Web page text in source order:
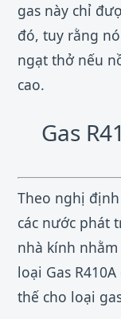
gas này chỉ
đó, tuy rằng
ngạt thở nếu
cao.
Gas
Theo nghị
các nước phát
nhà kính
loại Gas
thế cho loại